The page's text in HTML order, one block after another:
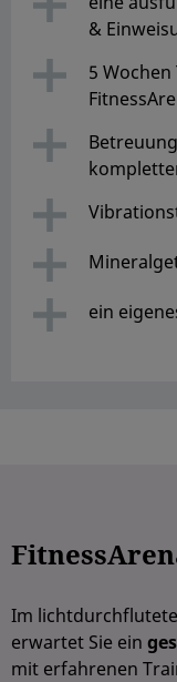
&
5
ein
Im
erwartet Sie ein
mit erfahrenen